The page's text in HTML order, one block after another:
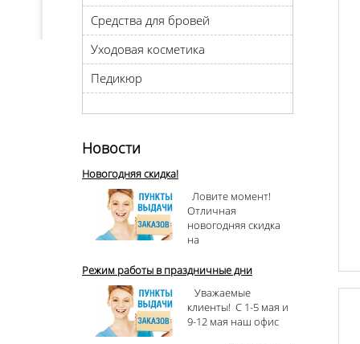
Средства для бровей
Уходовая косметика
Педикюр
Новости
Новогодняя скидка!
Ловите момент!
Отличная
новогодняя скидка
на
Режим работы в праздничные дни
Уважаемые
клиенты! С 1-5 мая и
9-12 мая наш офис